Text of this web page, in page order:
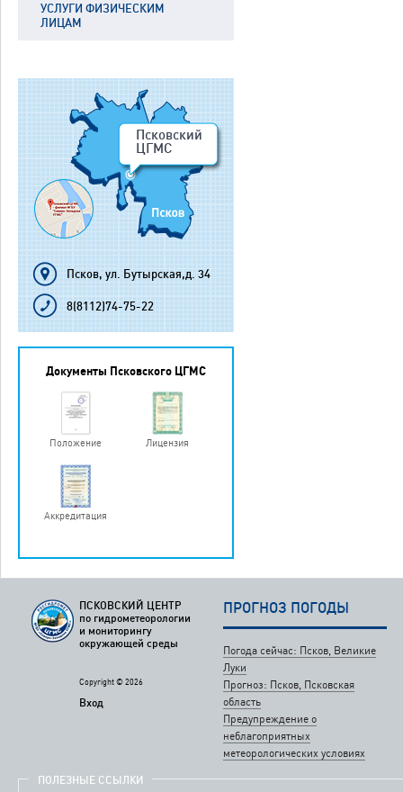
УСЛУГИ ФИЗИЧЕСКИМ
ЛИЦАМ
Псковский
ЦГМС
Псков, ул. Бутырская,д. 34
8(8112)74-75-22
Документы Псковского ЦГМС
Положение Лицензия
Аккредитация
ПСКОВСКИЙ ЦЕНТР
по гидрометеорологии
и мониторингу
окружающей среды
Copyright © 2026
Вход
ПРОГНОЗ ПОГОДЫ
Погода сейчас: Псков, Великие
Луки
Прогноз: Псков, Псковская
область
Предупреждение о
неблагоприятных
метеорологических условиях
ПОЛЕЗНЫЕ ССЫЛКИ